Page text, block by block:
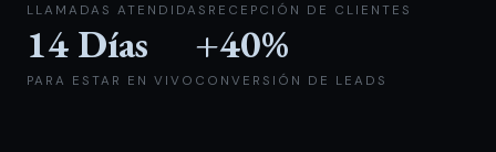
LLAMADAS ATENDIDAS RECEPCIÓN DE CLIENTES
14 Días
PARA ESTAR EN VIVO
+40%
CONVERSIÓN DE LEADS